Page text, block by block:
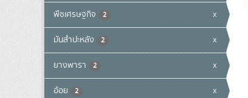
พืชเศรษฐกิจ 2 x
มันสำปะหลัง 2 x
ยางพารา 2 x
อ้อย 2 x